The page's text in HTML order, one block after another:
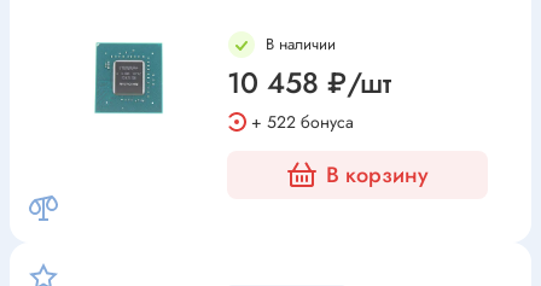
Промышленная автоматикаВ наличии
10 458 ₽/шт
+ 522 бонуса
В корзину